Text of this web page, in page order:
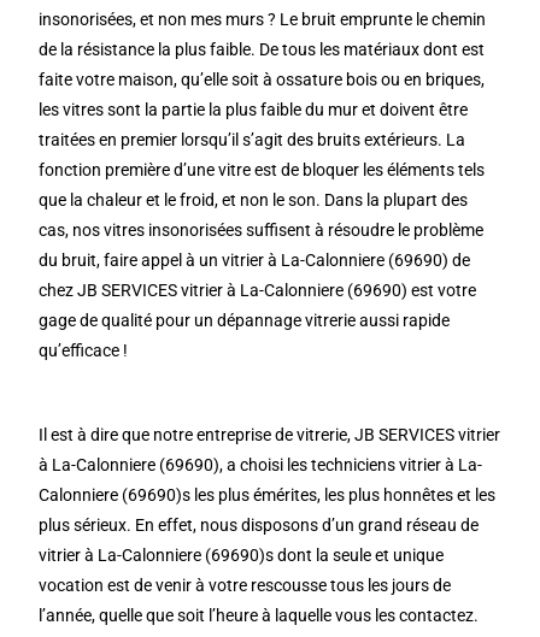
insonorisées, et non mes murs ? Le bruit emprunte le chemin
de la résistance la plus faible. De tous les matériaux dont est
faite votre maison, qu’elle soit à ossature bois ou en briques,
les vitres sont la partie la plus faible du mur et doivent être
traitées en premier lorsqu’il s’agit des bruits extérieurs. La
fonction première d’une vitre est de bloquer les éléments tels
que la chaleur et le froid, et non le son. Dans la plupart des
cas, nos vitres insonorisées suffisent à résoudre le problème
du bruit, faire appel à un vitrier à La-Calonniere (69690) de
chez JB SERVICES vitrier à La-Calonniere (69690) est votre
gage de qualité pour un dépannage vitrerie aussi rapide
qu’efficace !
Il est à dire que notre entreprise de vitrerie, JB SERVICES vitrier
à La-Calonniere (69690), a choisi les techniciens vitrier à La-
Calonniere (69690)s les plus émérites, les plus honnêtes et les
plus sérieux. En effet, nous disposons d’un grand réseau de
vitrier à La-Calonniere (69690)s dont la seule et unique
vocation est de venir à votre rescousse tous les jours de
l’année, quelle que soit l’heure à laquelle vous les contactez.